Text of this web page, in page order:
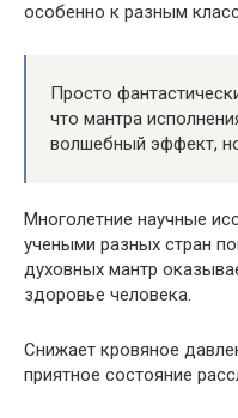
особенно к разным
Просто
что мантра
волшебный эффект,
Многолетние научные
учеными разных стран
духовных мантр
здоровье человека.
Снижает кровяное
приятное состояние